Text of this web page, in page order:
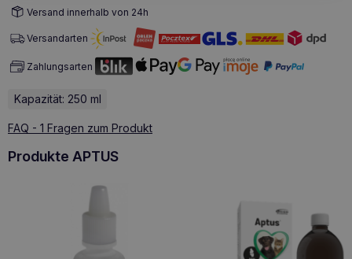
Versand innerhalb von 24h
Versandarten
Zahlungsarten
Kapazität: 250 ml
FAQ - 1 Fragen zum Produkt
Produkte APTUS